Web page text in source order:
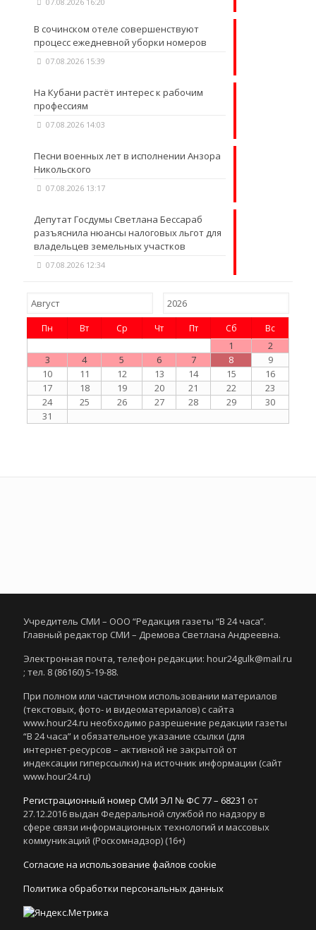
В сочинском отеле совершенствуют
процесс ежедневной уборки номеров
07.08.2026 15:39
На Кубани растёт интерес к рабочим
профессиям
07.08.2026 14:03
Песни военных лет в исполнении Анзора
Никольского
07.08.2026 13:17
Депутат Госдумы Светлана Бессараб
разъяснила нюансы налоговых льгот для
владельцев земельных участков
07.08.2026 12:34
Пн Вт Ср Чт Пт Сб Вс
1
2
3
4 5 6 7 8
9
10
11 12 13 14 15
16
17
18 19 20 21 22
23
24
25 26 27 28 29
30
31
Учредитель СМИ – ООО “Редакция газеты “В 24 часа”.
Главный редактор СМИ – Дремова Светлана Андреевна.
Электронная почта, телефон редакции: hour24gulk@mail.ru
; тел. 8 (86160) 5-19-88.
При полном или частичном использовании материалов
(текстовых, фото- и видеоматериалов) с сайта
www.hour24.ru необходимо разрешение редакции газеты
“В 24 часа” и обязательное указание ссылки (для
интернет-ресурсов – активной не закрытой от
индексации гиперссылки) на источник информации (сайт
www.hour24.ru)
Регистрационный номер СМИ ЭЛ № ФС 77 – 68231 от
27.12.2016 выдан Федеральной службой по надзору в
сфере связи информационных технологий и массовых
коммуникаций (Роскомнадзор) (16+)
Согласие на использование файлов cookie
Политика обработки персональных данных